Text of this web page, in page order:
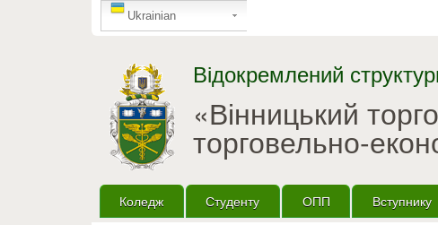
GTranslate
Ukrainian
Відокремлений
«Вінницький
торговельно-
Головне меню
Коледж Студенту ОПП Вступнику